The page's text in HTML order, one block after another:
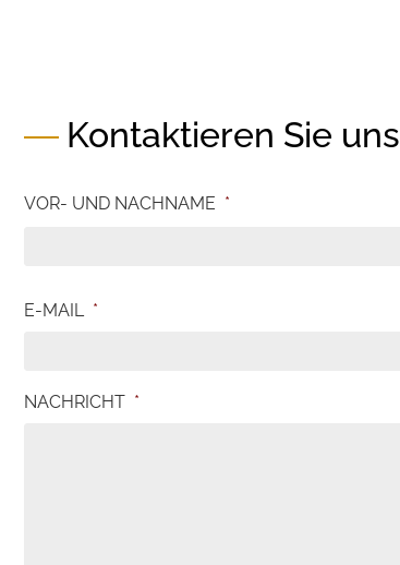
Kontaktieren Sie uns
VOR- UND NACHNAME *
E-MAIL *
NACHRICHT *